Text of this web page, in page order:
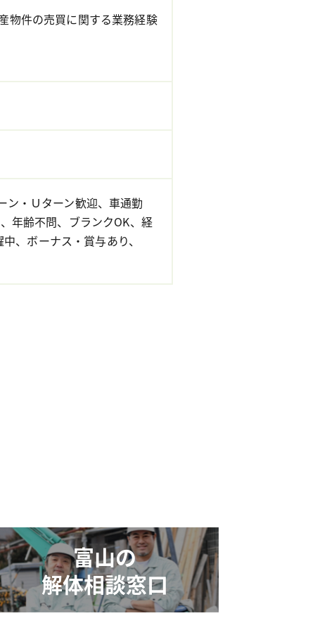
物件の売買に関する業務経験
ン・Ｕターン歓迎、車通勤
年齢不問、ブランクOK、経
、ボーナス・賞与あり、
富山の
解体相談窓口